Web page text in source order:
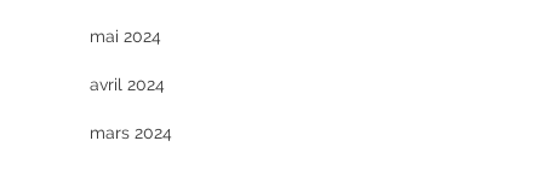
mai 2024
avril 2024
mars 2024